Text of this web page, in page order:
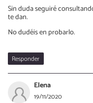
Sin duda seguiré
te dan.
No dudéis en probarlo.
Responder
Elena
19/11/2020